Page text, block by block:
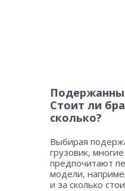
Стоит ли
сколько?
Выбирая
грузовик,
предпочитают
модели,
и за сколько